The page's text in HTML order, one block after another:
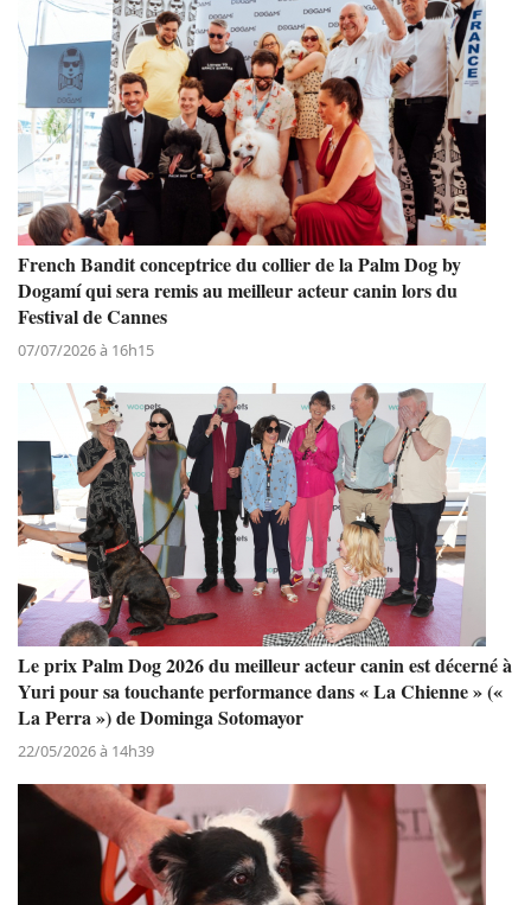
French Bandit conceptrice du collier de la Palm Dog by
Dogamí qui sera remis au meilleur acteur canin lors du
Festival de Cannes
07/07/2026 à 16h15
Le prix Palm Dog 2026 du meilleur acteur canin est décerné à
Yuri pour sa touchante performance dans « La Chienne » («
La Perra ») de Dominga Sotomayor
22/05/2026 à 14h39